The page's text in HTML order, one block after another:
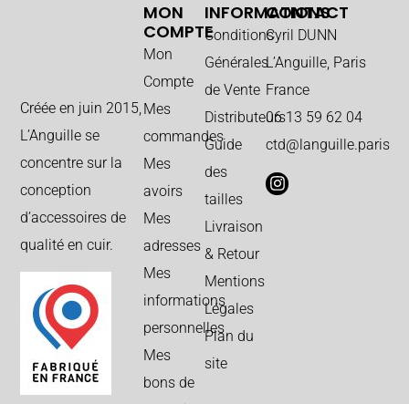
Créée en juin 2015,
L’Anguille se
concentre sur la
conception
d’accessoires de
qualité en cuir.
INFORMATIONS
Conditions
Générales
de Vente
Distributeurs
Guide
des
tailles
Livraison
& Retour
Mentions
Légales
Plan du
site
MON
COMPTE
Mon
Compte
Mes
commandes
Mes
avoirs
Mes
adresses
Mes
informations
personnelles
Mes
bons de
CONTACT
Cyril DUNN
L’Anguille, Paris
France
06 13 59 62 04
ctd@languille.paris